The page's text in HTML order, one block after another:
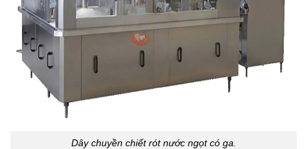
Dây chuyền chiết rót nước ngọt có ga.